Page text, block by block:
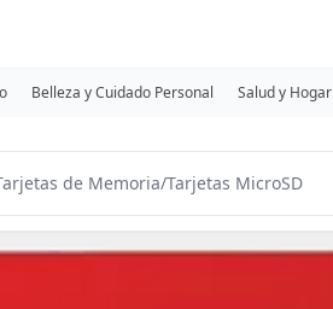
Belleza y Cuidado Personal Salud y Hogar
de Memoria/Tarjetas MicroSD